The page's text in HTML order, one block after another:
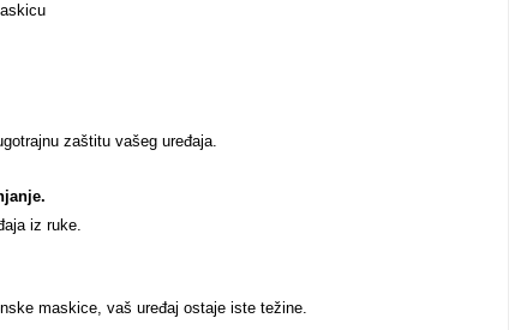
zaštitu vašeg uređaja.
iz ruke.
maskice, vaš uređaj ostaje iste težine.